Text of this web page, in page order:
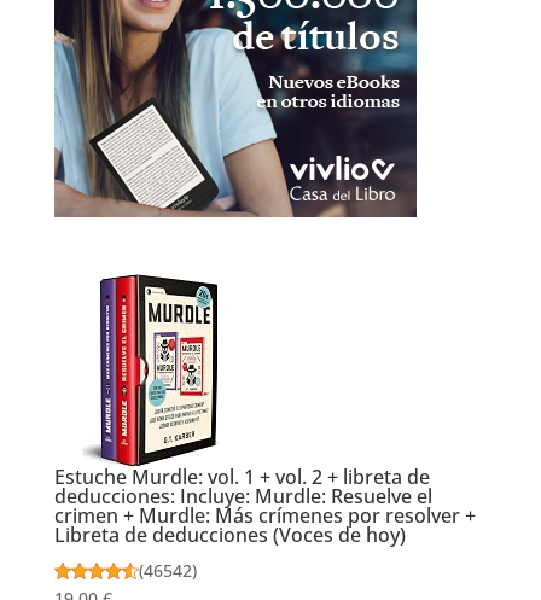
Estuche Murdle: vol. 1 + vol. 2 + libreta de
deducciones: Incluye: Murdle: Resuelve el
crimen + Murdle: Más crímenes por resolver +
Libreta de deducciones (Voces de hoy)
(46542)